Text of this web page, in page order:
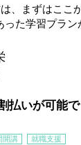
、まずはここ
た学習プラン
払いが可能で
開講
就職支援